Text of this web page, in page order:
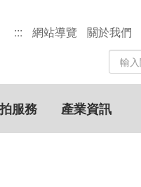
::: 網站導覽 關於我們
站
內
搜
尋
關
鍵
服務 產業資訊